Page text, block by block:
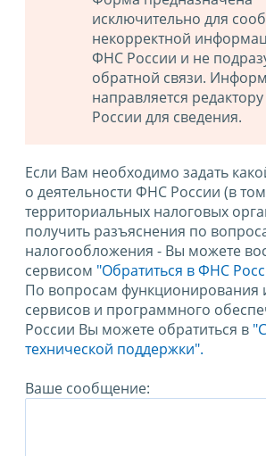
исключительно для
некорректной
ФНС России и не
обратной связи.
направляется
России для сведения.
Если Вам необходимо задать
о деятельности ФНС России (в
территориальных налоговых
получить разъяснения по
налогообложения - Вы можете
сервисом "Обратиться в ФНС
По вопросам функционирования
сервисов и программного
России Вы можете обратиться в
технической поддержки".
Ваше сообщение: